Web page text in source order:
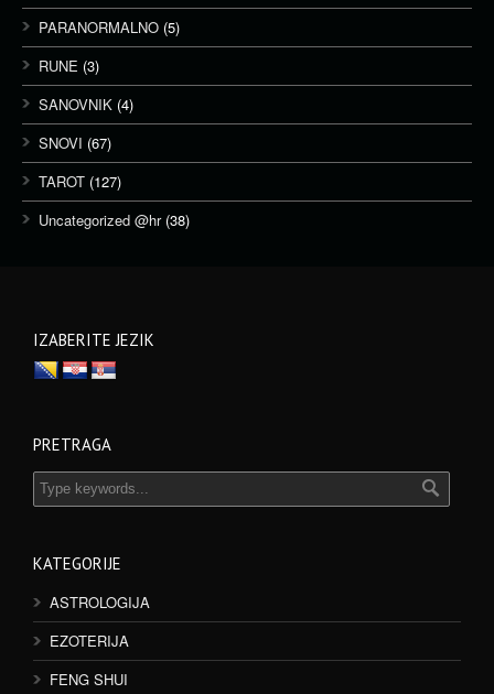
PARANORMALNO (5)
RUNE (3)
SANOVNIK (4)
SNOVI (67)
TAROT (127)
Uncategorized @hr(38)
IZABERITE JEZIK
PRETRAGA
KATEGORIJE
ASTROLOGIJA
EZOTERIJA
FENG SHUI